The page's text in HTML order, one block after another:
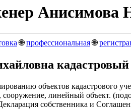
Анисимова
🌐профессиональная🌐
объектов кадастрового
сооружение, линейный объект.
собственника и